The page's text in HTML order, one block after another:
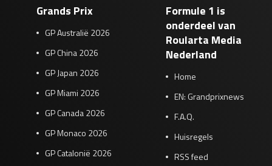
Grands Prix
GP Australië 2026
GP China 2026
GP Japan 2026
GP Miami 2026
GP Canada 2026
GP Monaco 2026
GP Catalonië 2026
Formule 1 is
onderdeel van
Roularta Media
Nederland
Home
EN: Grandprixnews
F.A.Q.
Huisregels
RSS feed